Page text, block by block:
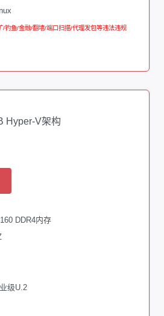
/钓鱼/金融/翻墙/端口扫描/代理发包等违法违规
Hyper-V架构
DDR4内存
级U.2